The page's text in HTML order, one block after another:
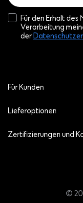
Für den Erhalt
Verarbeitung
der
Für Kunden
Zertifizierungen und
Lieferoptionen
©